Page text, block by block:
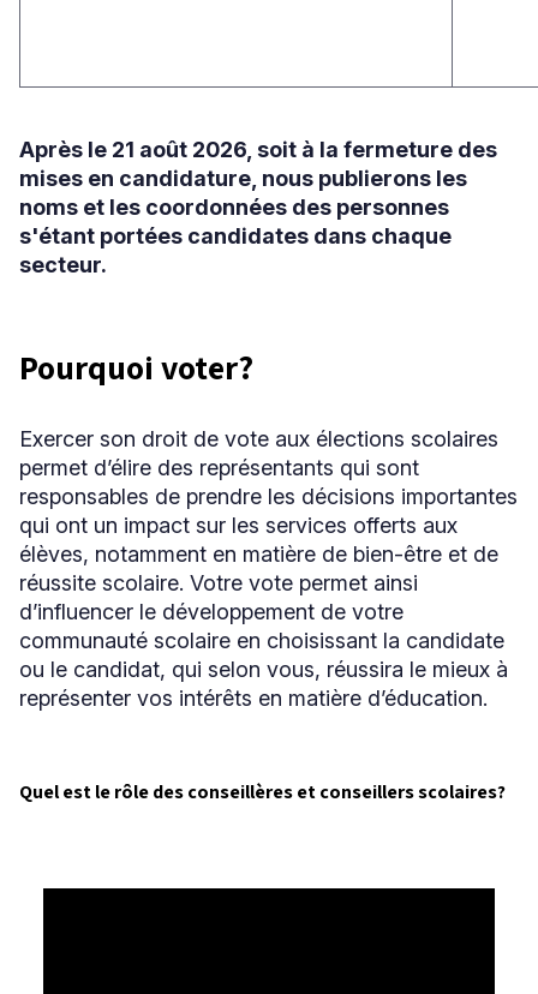
Après le 21 août 2026, soit à la fermeture des
mises en candidature, nous publierons les
noms et les coordonnées des personnes
s'étant portées candidates dans chaque
secteur.
Pourquoi voter?
Exercer son droit de vote aux élections scolaires
permet d’élire des représentants qui sont
responsables de prendre les décisions importantes
qui ont un impact sur les services offerts aux
élèves, notamment en matière de bien-être et de
réussite scolaire. Votre vote permet ainsi
d’influencer le développement de votre
communauté scolaire en choisissant la candidate
ou le candidat, qui selon vous, réussira le mieux à
représenter vos intérêts en matière d’éducation.
Quel est le rôle des conseillères et conseillers scolaires?